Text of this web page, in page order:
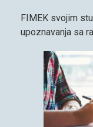
FIMEK svojim
upoznavanja sa